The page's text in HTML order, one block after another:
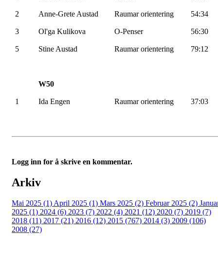
2 Anne-Grete Austad Raumarorientering 54:34
3 Ol'ga Kulikova O-Penser 56:30
5 Stine Austad Raumarorientering 79:12
W50
1 Ida Engen Raumarorientering 37:03
Logg inn for å skrive en kommentar.
Arkiv
Mai 2025 (1) April 2025 (1) Mars 2025 (2) Februar 2025 (2)
2025 (1) 2024 (6) 2023 (7) 2022 (4) 2021 (12) 2020 (7) 2019 (7)
2018 (11) 2017 (21) 2016 (12) 2015 (767) 2014 (3) 2009 (106)
2008 (27)